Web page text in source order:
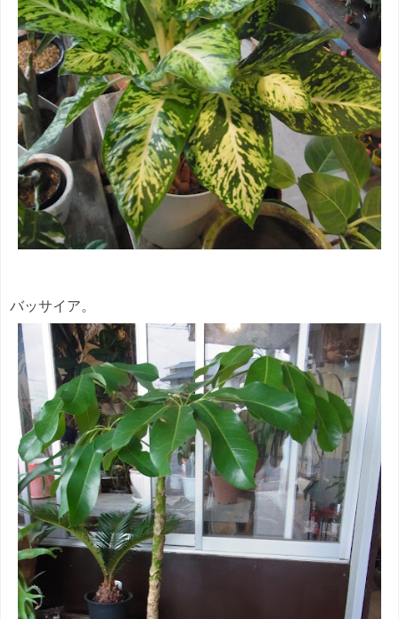
バッサイア。